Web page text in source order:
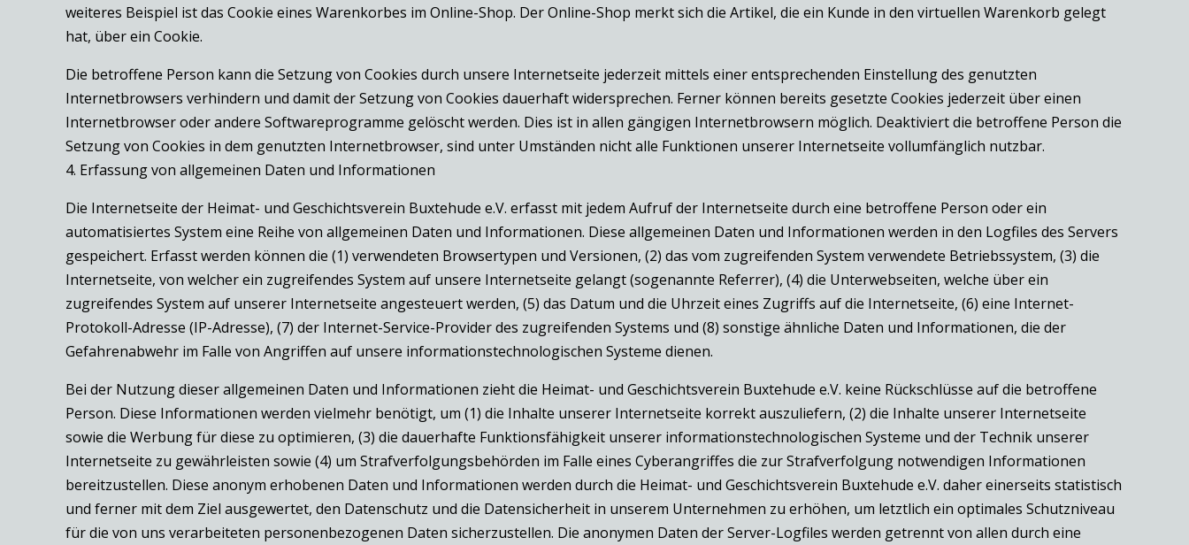
weiteres Beispiel ist das Cookie eines Warenkorbes im Online-Shop. Der Online-Shop merkt sich die Artikel, die ein Kunde in den virtuellen Warenkorb gelegt
hat, über ein Cookie.
Die betroffene Person kann die Setzung von Cookies durch unsere Internetseite jederzeit mittels einer entsprechenden Einstellung des genutzten
Internetbrowsers verhindern und damit der Setzung von Cookies dauerhaft widersprechen. Ferner können bereits gesetzte Cookies jederzeit über einen
Internetbrowser oder andere Softwareprogramme gelöscht werden. Dies ist in allen gängigen Internetbrowsern möglich. Deaktiviert die betroffene Person die
Setzung von Cookies in dem genutzten Internetbrowser, sind unter Umständen nicht alle Funktionen unserer Internetseite vollumfänglich nutzbar.
4. Erfassung von allgemeinen Daten und Informationen
Die Internetseite der Heimat- und Geschichtsverein Buxtehude e.V. erfasst mit jedem Aufruf der Internetseite durch eine betroffene Person oder ein
automatisiertes System eine Reihe von allgemeinen Daten und Informationen. Diese allgemeinen Daten und Informationen werden in den Logfiles des Servers
gespeichert. Erfasst werden können die (1) verwendeten Browsertypen und Versionen, (2) das vom zugreifenden System verwendete Betriebssystem, (3) die
Internetseite, von welcher ein zugreifendes System auf unsere Internetseite gelangt (sogenannte Referrer), (4) die Unterwebseiten, welche über ein
zugreifendes System auf unserer Internetseite angesteuert werden, (5) das Datum und die Uhrzeit eines Zugriffs auf die Internetseite, (6) eine Internet-
Protokoll-Adresse (IP-Adresse), (7) der Internet-Service-Provider des zugreifenden Systems und (8) sonstige ähnliche Daten und Informationen, die der
Gefahrenabwehr im Falle von Angriffen auf unsere informationstechnologischen Systeme dienen.
Bei der Nutzung dieser allgemeinen Daten und Informationen zieht die Heimat- und Geschichtsverein Buxtehude e.V. keine Rückschlüsse auf die betroffene
Person. Diese Informationen werden vielmehr benötigt, um (1) die Inhalte unserer Internetseite korrekt auszuliefern, (2) die Inhalte unserer Internetseite
sowie die Werbung für diese zu optimieren, (3) die dauerhafte Funktionsfähigkeit unserer informationstechnologischen Systeme und der Technik unserer
Internetseite zu gewährleisten sowie (4) um Strafverfolgungsbehörden im Falle eines Cyberangriffes die zur Strafverfolgung notwendigen Informationen
bereitzustellen. Diese anonym erhobenen Daten und Informationen werden durch die Heimat- und Geschichtsverein Buxtehude e.V. daher einerseits statistisch
und ferner mit dem Ziel ausgewertet, den Datenschutz und die Datensicherheit in unserem Unternehmen zu erhöhen, um letztlich ein optimales Schutzniveau
für die von uns verarbeiteten personenbezogenen Daten sicherzustellen. Die anonymen Daten der Server-Logfiles werden getrennt von allen durch eine